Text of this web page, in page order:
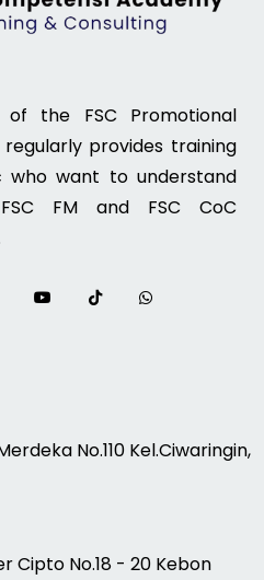
the FSC Promotional
regularly provides training
want to understand
FM and FSC CoC
No.110 Kel.Ciwaringin,
Cipto No.18 - 20 Kebon